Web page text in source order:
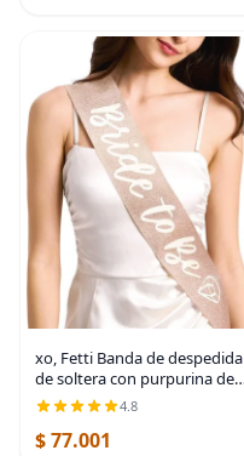
xo, Fetti Banda de despedida
de soltera con purpurina de
oro rosa – Novia futura |
Decoraciones de despedida
de soltera, despedida de
4.8
$ 77.001